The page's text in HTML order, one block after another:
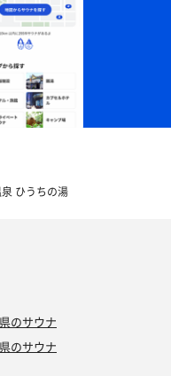
ひうちの湯
のサウナ
のサウナ